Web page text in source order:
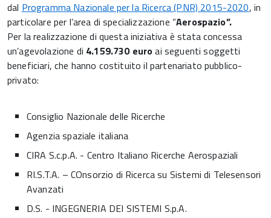
dal Programma Nazionale per la Ricerca (PNR) 2015-2020, in
particolare per l’area di specializzazione “Aerospazio”.
Per la realizzazione di questa iniziativa è stata concessa
un’agevolazione di 4.159.730 euroai seguenti soggetti
beneficiari, che hanno costituito il partenariato pubblico-
privato:
Consiglio Nazionale delle Ricerche
Agenzia spaziale italiana
CIRA S.c.p.A. - Centro Italiano Ricerche Aerospaziali
RI.S.T.A. – COnsorzio di Ricerca su Sistemi di Telesensori
Avanzati
D.S. - INGEGNERIA DEI SISTEMI S.p.A.